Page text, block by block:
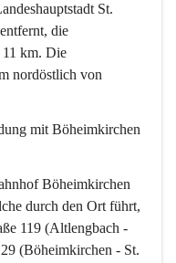
St.
die
km. Die
nordöstlich von
mit Böheimkirchen
Böheimkirchen
durch den Ort führt,
119 (Altlengbach -
(Böheimkirchen - St.